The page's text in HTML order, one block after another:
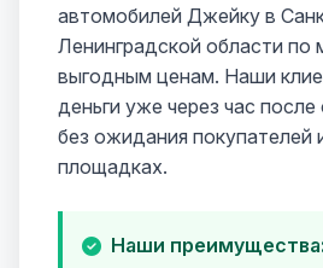
автомобилей Джейку в
Ленинградской области по
выгодным ценам. Наши
деньги уже через час
без ожидания покупателей
площадках.
Наши преимущества: